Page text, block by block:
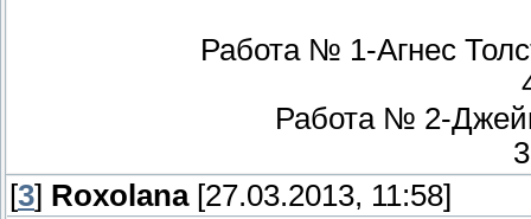
Работа № 1-Агнес
Работа № 2-
[3] Roxolana[27.03.2013, 11:58]